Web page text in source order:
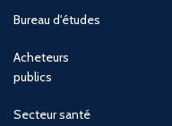
Bureau d'études
Acheteurs
publics
Secteur santé